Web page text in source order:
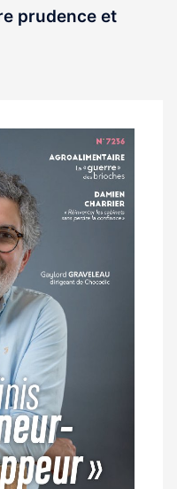
prudence et